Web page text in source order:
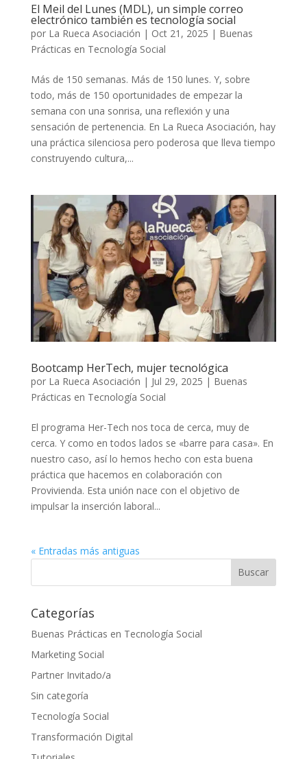
El Meil del Lunes (MDL), un simple correo
electrónico también es tecnología social
por La Rueca Asociación | Oct 21, 2025 | Buenas
Prácticas en Tecnología Social
Más de 150 semanas. Más de 150 lunes. Y, sobre
todo, más de 150 oportunidades de empezar la
semana con una sonrisa, una reflexión y una
sensación de pertenencia. En La Rueca Asociación, hay
una práctica silenciosa pero poderosa que lleva tiempo
construyendo cultura,...
Bootcamp HerTech, mujer tecnológica
por La Rueca Asociación | Jul 29, 2025 | Buenas
Prácticas en Tecnología Social
El programa Her-Tech nos toca de cerca, muy de
cerca. Y como en todos lados se «barre para casa». En
nuestro caso, así lo hemos hecho con esta buena
práctica que hacemos en colaboración con
Provivienda. Esta unión nace con el objetivo de
impulsar la inserción laboral...
« Entradas más antiguas
Categorías
Buenas Prácticas en Tecnología Social
Marketing Social
Partner Invitado/a
Sin categoría
Tecnología Social
Transformación Digital